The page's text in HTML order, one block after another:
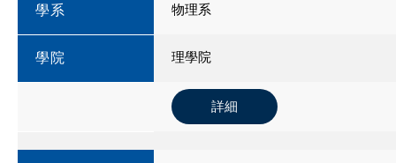
學系 物理系
學院 理學院
詳細